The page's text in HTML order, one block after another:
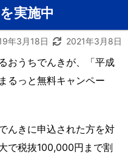
実施中
年3月18日 2021年3月8日
おうちでんきが、「平成
るっと無料キャンペー
んきに申込された方を対
で税抜100,000円まで割